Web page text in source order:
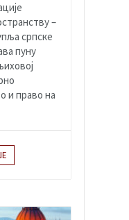
–
српске
пуну
и право на